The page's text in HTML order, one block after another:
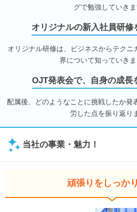
グで勉強していきま
オリジナルの新入社員研修
オリジナル研修は、ビジネスからテクニ
界について知っていきま
OJT発表会で、自身の成長
配属後、どのようなことに挑戦したか発
労した点を振り返り
当社の事業・魅力！
頑張りをしっか